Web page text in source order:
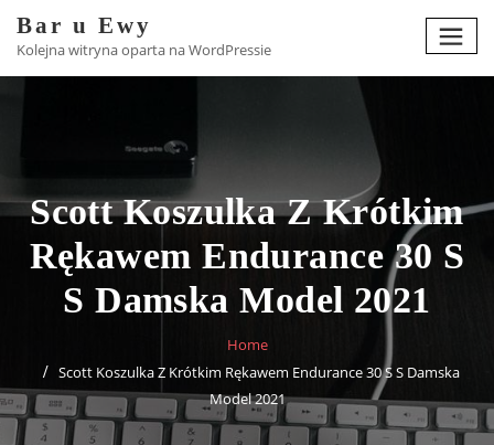
content
Bar u Ewy
Kolejna witryna oparta na WordPressie
Scott Koszulka Z Krótkim
Rękawem Endurance 30 S
S Damska Model 2021
Home
Scott Koszulka Z Krótkim Rękawem Endurance 30 S S Damska
Model 2021